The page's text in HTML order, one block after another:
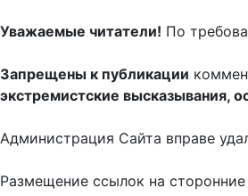
Уважаемые читатели! По
Запрещены к публикации
экстремистские высказывания,
Администрация Сайта вправе
Размещение ссылок на